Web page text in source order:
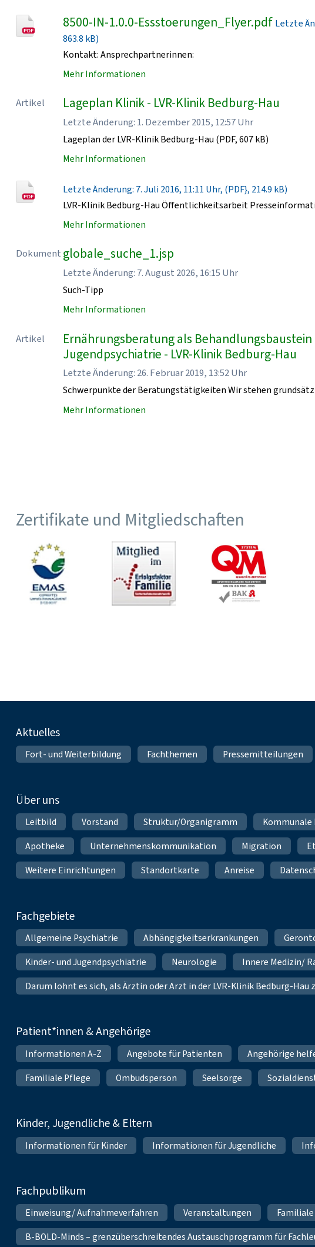
8500-IN-1.0.0-Essstoerungen_Flyer.pdf Letzte
863.8 kB)
Kontakt: Ansprechpartnerinnen:
Mehr Informationen
Artikel Lageplan Klinik - LVR-Klinik Bedburg-Hau
Letzte Änderung: 1. Dezember 2015, 12:57 Uhr
Lageplan der LVR-Klinik Bedburg-Hau (PDF, 607 kB)
Mehr Informationen
Letzte Änderung: 7. Juli 2016, 11:11 Uhr, (PDF}, 214.9 kB)
LVR-Klinik Bedburg-Hau Öffentlichkeitsarbeit
Mehr Informationen
Dokument globale_suche_1.jsp
Letzte Änderung: 7. August 2026, 16:15 Uhr
Such-Tipp
Mehr Informationen
Artikel
Ernährungsberatung als
Jugendpsychiatrie - LVR-Klinik Bedburg-Hau
Letzte Änderung: 26. Februar 2019, 13:52 Uhr
Schwerpunkte der Beratungstätigkeiten Wir stehen
Mehr Informationen
Zertifikate und Mitgliedschaften
Fußnavigation
Aktuelles
Fort- und Weiterbildung Fachthemen Pressemitteilungen
Über uns
Leitbild Vorstand Struktur/Organigramm Kommunale
Apotheke
Unternehmenskommunikation Migration
Weitere Einrichtungen
Standortkarte Anreise
Fachgebiete
Allgemeine Psychiatrie Abhängigkeitserkrankungen
Kinder- und Jugendpsychiatrie
Neurologie Innere Medizin/
Darum lohnt es sich, als Ärztin oder Arzt in der LVR-Klinik Bedburg-Hau
Patient*innen & Angehörige
Informationen A-Z Angebote für Patienten Angehörige
Familiale Pflege
Ombudsperson Seelsorge
Kinder, Jugendliche & Eltern
Informationen für Kinder Informationen für Jugendliche
Fachpublikum
Einweisung/ Aufnahmeverfahren Veranstaltungen
B-BOLD-Minds – grenzüberschreitendes Austauschprogramm für